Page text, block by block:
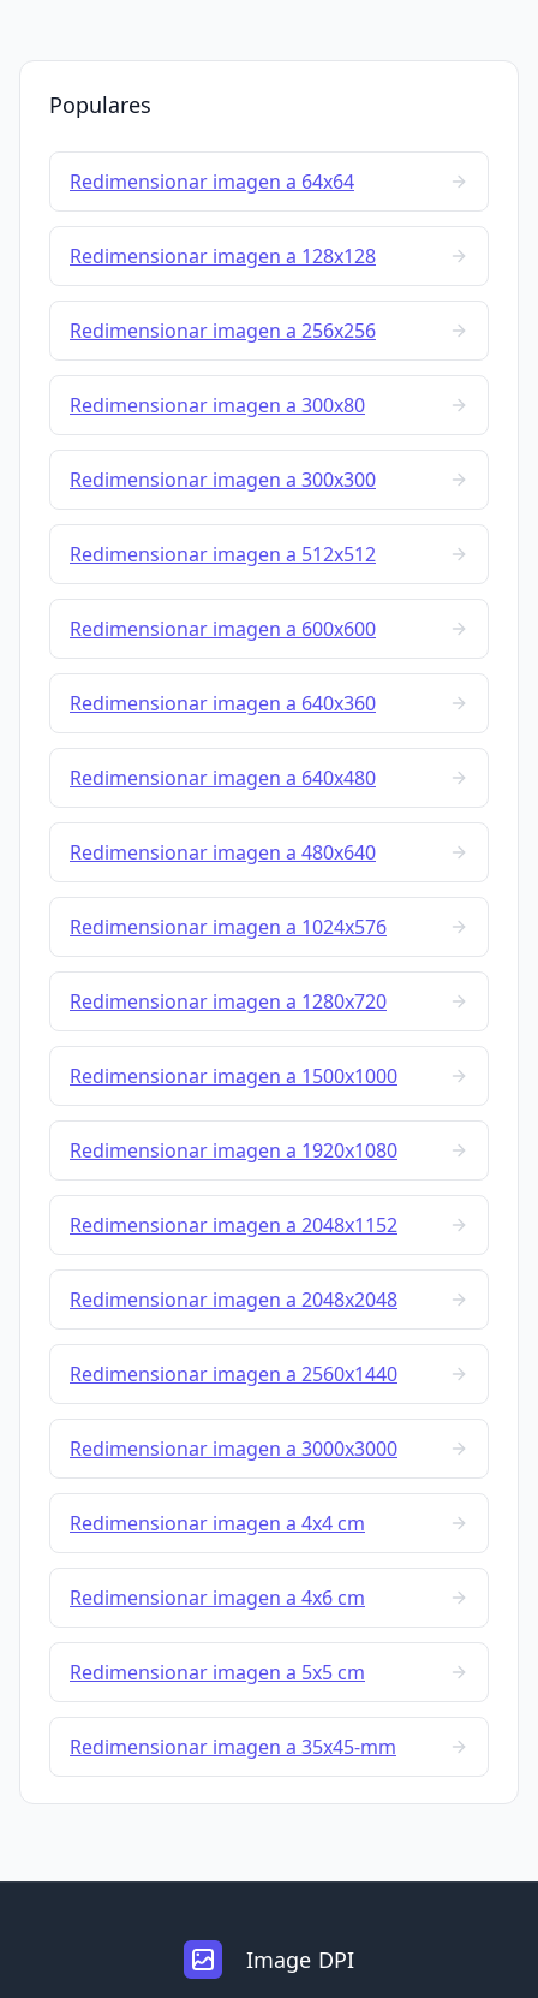
Populares
Redimensionar imagen a 64x64
Redimensionar imagen a 128x128
Redimensionar imagen a 256x256
Redimensionar imagen a 300x80
Redimensionar imagen a 300x300
Redimensionar imagen a 512x512
Redimensionar imagen a 600x600
Redimensionar imagen a 640x360
Redimensionar imagen a 640x480
Redimensionar imagen a 480x640
Redimensionar imagen a 1024x576
Redimensionar imagen a 1280x720
Redimensionar imagen a 1500x1000
Redimensionar imagen a 1920x1080
Redimensionar imagen a 2048x1152
Redimensionar imagen a 2048x2048
Redimensionar imagen a 2560x1440
Redimensionar imagen a 3000x3000
Redimensionar imagen a 4x4 cm
Redimensionar imagen a 4x6 cm
Redimensionar imagen a 5x5 cm
Redimensionar imagen a 35x45-mm
Image DPI